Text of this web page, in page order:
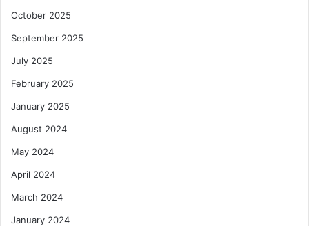
October 2025
September 2025
July 2025
February 2025
January 2025
August 2024
May 2024
April 2024
March 2024
January 2024